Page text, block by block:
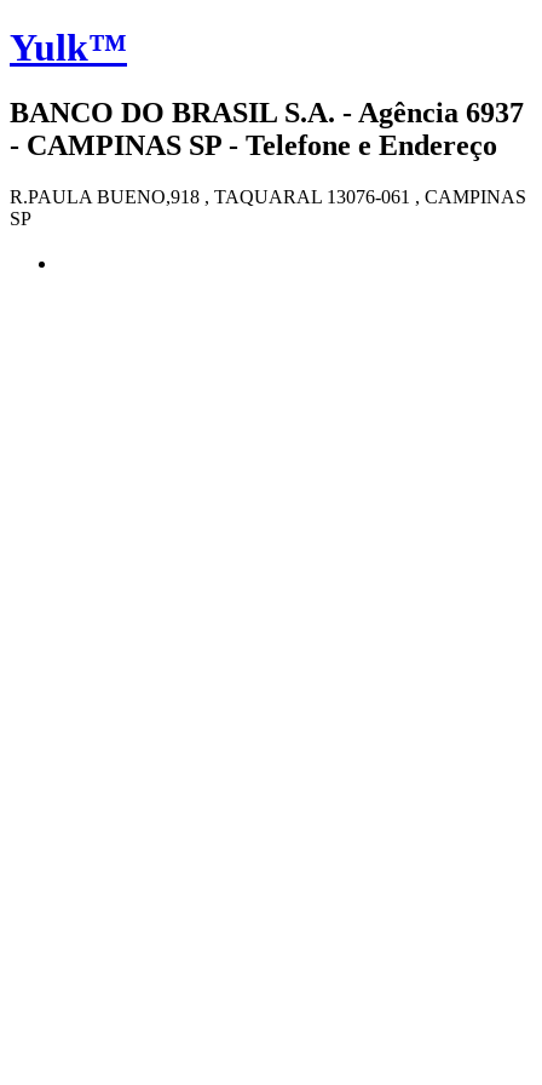
Yulk™
BANCO DO BRASIL S.A. - Agência 6937
- CAMPINAS SP - Telefone e Endereço
R.PAULA BUENO,918 , TAQUARAL 13076-061 , CAMPINAS
SP